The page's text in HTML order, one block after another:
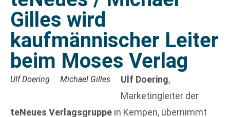
Gilles wird
kaufmännischer Leiter
beim Moses Verlag
Ulf Doering Michael Gilles Ulf Doering,
Marketingleiter der
teNeues Verlagsgruppe in Kempen, übernimmt